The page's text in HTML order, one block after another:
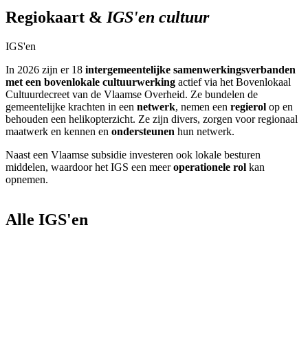
Regiokaart & IGS'en cultuur
IGS'en
In 2026 zijn er 18 intergemeentelijke samenwerkingsverbanden
met een bovenlokale cultuurwerking actief via het Bovenlokaal
Cultuurdecreet van de Vlaamse Overheid. Ze bundelen de
gemeentelijke krachten in een netwerk, nemen een regierol op en
behouden een helikopterzicht. Ze zijn divers, zorgen voor regionaal
maatwerk en kennen en ondersteunen hun netwerk.
Naast een Vlaamse subsidie investeren ook lokale besturen
middelen, waardoor het IGS een meeroperationele rol kan
opnemen.
Alle IGS'en